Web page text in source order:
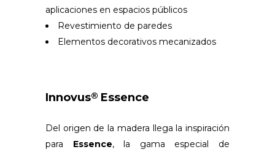
aplicaciones en espacios públicos
Revestimiento de paredes
Elementos decorativos mecanizados
Innovus® Essence
Del origen de la madera llega la inspiración
para Essence, la gama especial de